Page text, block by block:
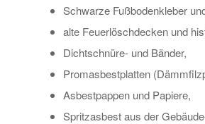
Schwarze Fußbodenkleber
alte Feuerlöschdecken und
Dichtschnüre- und Bänder,
Promasbestplatten
Asbestpappen und Papiere,
Spritzasbest aus der